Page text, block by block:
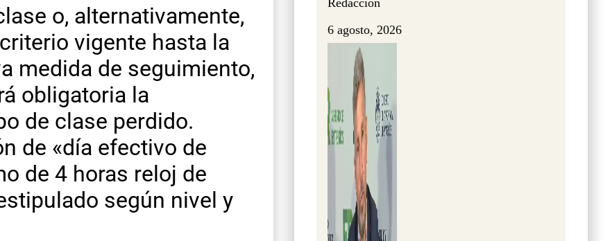
o, alternativamente,
vigente hasta la
medida de seguimiento,
obligatoria la
de clase perdido.
de «día efectivo de
de 4 horas reloj de
según nivel y
Redaccion
6 agosto, 2026